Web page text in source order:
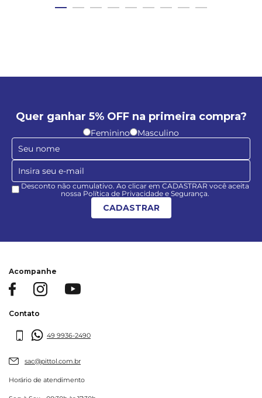
Quer ganhar 5% OFF na primeira compra?
Feminino Masculino
Desconto não cumulativo. Ao clicar em CADASTRAR você aceita
nossa Política de Privacidade e Segurança.
CADASTRAR
Acompanhe
Contato
49 9936-2490
sac@pittol.com.br
Horário de atendimento